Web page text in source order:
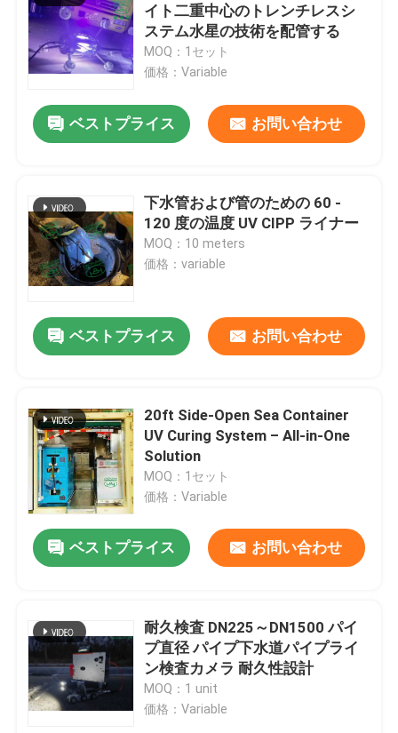
イト二重中心のトレンチレスシ
ステム水星の技術を配管する
MOQ：1セット
価格：Variable
ベストプライス お問い合わせ
下水管および管のための 60 -
120 度の温度 UV CIPP ライナー
MOQ：10 meters
価格：variable
ベストプライス お問い合わせ
20ft Side-Open Sea Container
UV Curing System – All-in-One
Solution
MOQ：1セット
価格：Variable
ベストプライス お問い合わせ
耐久検査 DN225～DN1500 パイ
プ直径 パイプ下水道パイプライ
ン検査カメラ 耐久性設計
MOQ：1 unit
価格：Variable